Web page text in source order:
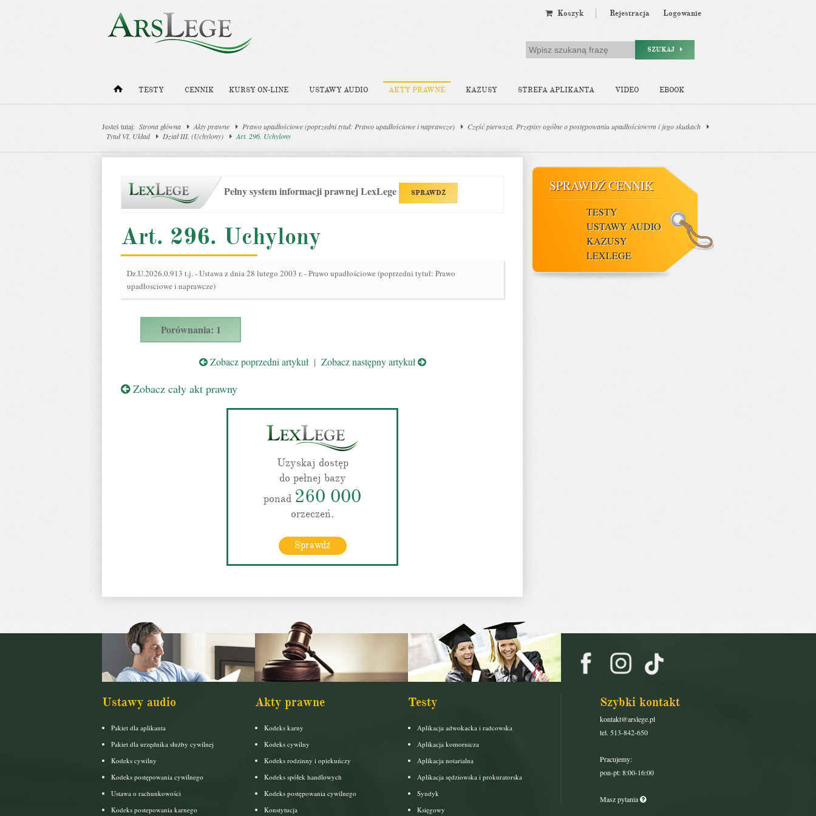
Koszyk Rejestracja Logowanie
SZUKAJ
TESTY CENNIK KURSY ON-LINE USTAWY AUDIO AKTY PRAWNE KAZUSY STREFA APLIKANTA VIDEO EBOOK
Jesteś tutaj: Strona główna Akty prawne Prawo upadłościowe (poprzedni tytuł: Prawo upadłościowe i naprawcze)
Część pierwsza. Przepisy ogólne o postępowaniu upadłościowym i jego skutkach
Tytuł VI. Układ
Dział III. (Uchylony) Art. 296. Uchylony
Pełny system informacji prawnej LexLege SPRAWDŹ
Art. 296. Uchylony
Dz.U.2026.0.913 t.j.-Ustawa z dnia 28 lutego 2003 r. - Prawo upadłościowe (poprzedni tytuł: Prawo
upadłosciowe i naprawcze)
Porównania: 1
Zobacz poprzedni artykuł| Zobacz następny artykuł
Zobacz cały akt prawny
Uzyskaj dostęp
do pełnej bazy
ponad 260 000
orzeczeń.
Sprawdź
SPRAWDŹ CENNIK
TESTY
USTAWY AUDIO
KAZUSY
LEXLEGE
Ustawy audio
Pakiet dla aplikanta
Pakiet dla urzędnika służby cywilnej
Kodeks cywilny
Kodeks postępowania cywilnego
Ustawa o rachunkowości
Kodeks postepowania karnego
Akty prawne
Kodeks karny
Kodeks cywilny
Kodeks rodzinny i opiekuńczy
Kodeks spółek handlowych
Kodeks postępowania cywilnego
Konstytucja
Testy
Aplikacja adwokacka i radcowska
Aplikacja komornicza
Aplikacja notarialna
Aplikacja sędziowska i prokuratorska
Syndyk
Księgowy
Szybki kontakt
kontakt@arslege.pl
tel. 513-842-650
Pracujemy:
pon-pt: 8:00-16:00
Masz pytania